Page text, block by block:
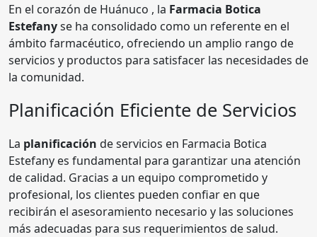
En el corazón de Huánuco , la Farmacia Botica
Estefanyse ha consolidado como un referente en el
ámbito farmacéutico, ofreciendo un amplio rango de
servicios y productos para satisfacer las necesidades de
la comunidad.
Planificación Eficiente de Servicios
La planificación de servicios en Farmacia Botica
Estefany es fundamental para garantizar una atención
de calidad. Gracias a un equipo comprometido y
profesional, los clientes pueden confiar en que
recibirán el asesoramiento necesario y las soluciones
más adecuadas para sus requerimientos de salud.